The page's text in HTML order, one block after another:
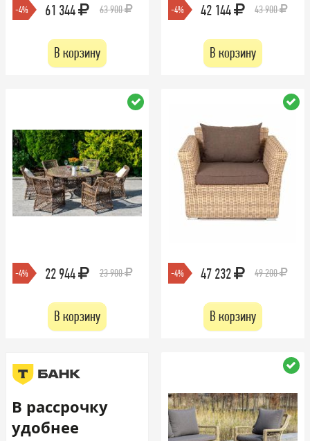
-4% 61 344 63 900
В корзину
-4% 42 144 43 900
В корзину
-4% 22 944 23 900
В корзину
-4% 47 232 49 200
В корзину
В рассрочку
удобнее